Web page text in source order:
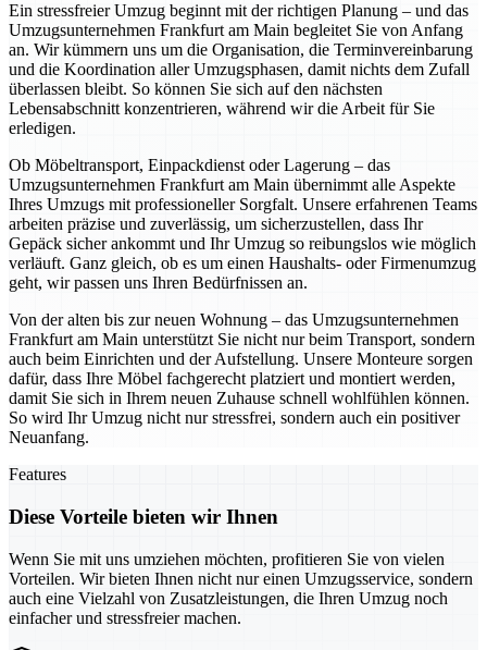
Ein stressfreier Umzug beginnt mit der richtigen Planung – und das
Umzugsunternehmen Frankfurt am Main begleitet Sie von Anfang
an. Wir kümmern uns um die Organisation, die Terminvereinbarung
und die Koordination aller Umzugsphasen, damit nichts dem Zufall
überlassen bleibt. So können Sie sich auf den nächsten
Lebensabschnitt konzentrieren, während wir die Arbeit für Sie
erledigen.
Ob Möbeltransport, Einpackdienst oder Lagerung – das
Umzugsunternehmen Frankfurt am Main übernimmt alle Aspekte
Ihres Umzugs mit professioneller Sorgfalt. Unsere erfahrenen Teams
arbeiten präzise und zuverlässig, um sicherzustellen, dass Ihr
Gepäck sicher ankommt und Ihr Umzug so reibungslos wie möglich
verläuft. Ganz gleich, ob es um einen Haushalts- oder Firmenumzug
geht, wir passen uns Ihren Bedürfnissen an.
Von der alten bis zur neuen Wohnung – das Umzugsunternehmen
Frankfurt am Main unterstützt Sie nicht nur beim Transport, sondern
auch beim Einrichten und der Aufstellung. Unsere Monteure sorgen
dafür, dass Ihre Möbel fachgerecht platziert und montiert werden,
damit Sie sich in Ihrem neuen Zuhause schnell wohlfühlen können.
So wird Ihr Umzug nicht nur stressfrei, sondern auch ein positiver
Neuanfang.
Features
Diese Vorteile bieten wir Ihnen
Wenn Sie mit uns umziehen möchten, profitieren Sie von vielen
Vorteilen. Wir bieten Ihnen nicht nur einen Umzugsservice, sondern
auch eine Vielzahl von Zusatzleistungen, die Ihren Umzug noch
einfacher und stressfreier machen.